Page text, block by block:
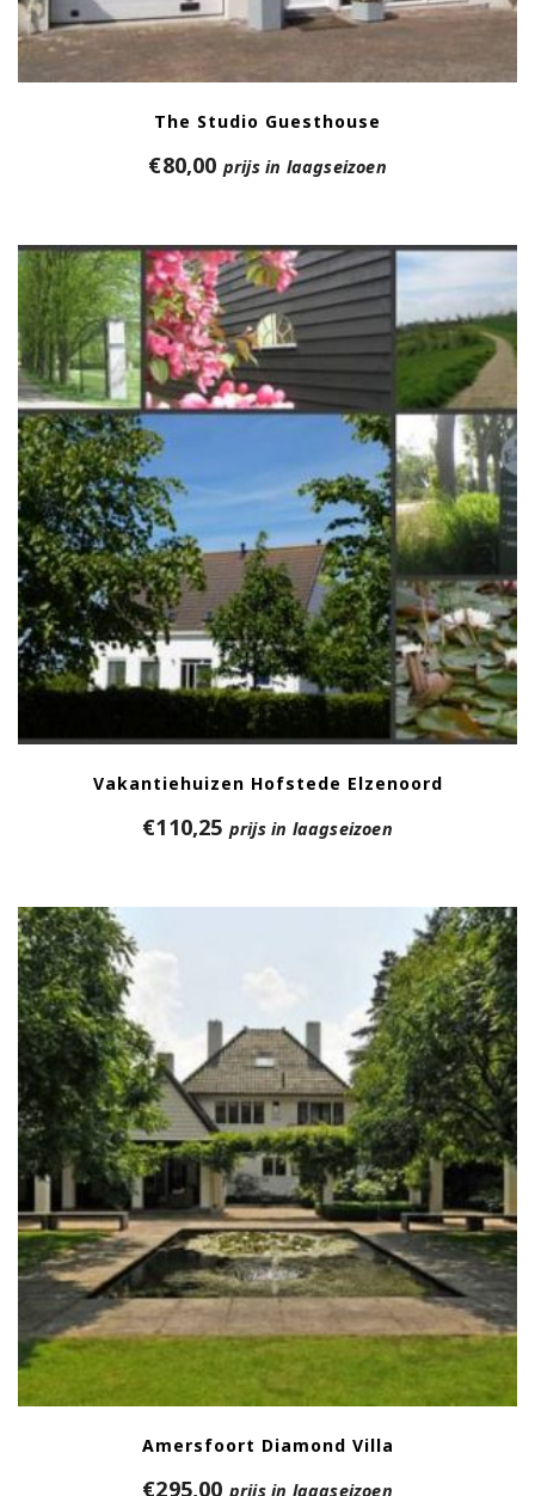
The Studio Guesthouse
€80,00 prijs in laagseizoen
Vakantiehuizen Hofstede Elzenoord
€110,25 prijs in laagseizoen
Amersfoort Diamond Villa
€295,00 prijs in laagseizoen